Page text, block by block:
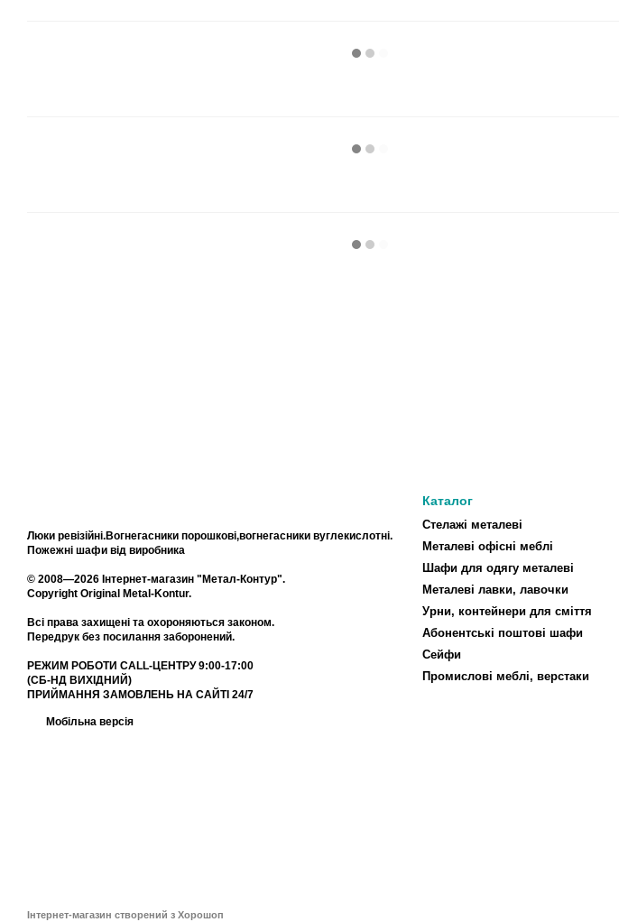
Люки ревізійні.Вогнегасники порошкові,вогнегасники вуглекислотні.
Пожежні шафи від виробника
© 2008—2026 Інтернет-магазин "Метал-Контур".
Copyright Original Metal-Kontur.
Всі права захищені та охороняються законом.
Передрук без посилання заборонений.
РЕЖИМ РОБОТИ CALL-ЦЕНТРУ 9:00-17:00
(СБ-НД ВИХІДНИЙ)
ПРИЙМАННЯ ЗАМОВЛЕНЬ НА САЙТІ 24/7
Мобільна версія
Інтернет-магазин створений з Хорошоп
Каталог
Стелажі металеві
Металеві офісні меблі
Шафи для одягу металеві
Металеві лавки, лавочки
Урни, контейнери для сміття
Абонентські поштові шафи
Сейфи
Промислові меблі, верстаки